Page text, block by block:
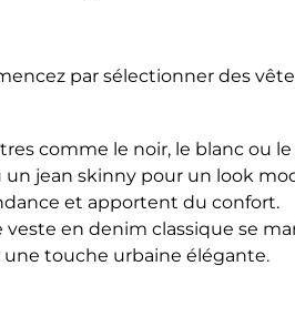
par sélectionner des
comme le noir, le blanc ou le
un jean skinny pour un look
et apportent du confort.
veste en denim classique se
une touche urbaine élégante.